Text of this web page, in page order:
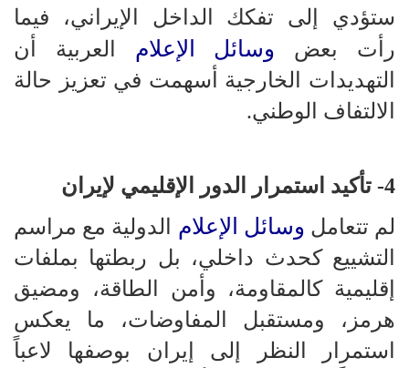
ستؤدي إلى تفكك الداخل الإيراني، فيما
رأت بعض وسائل الإعلام العربية أن
التهديدات الخارجية أسهمت في تعزيز حالة
الالتفاف الوطني.
4- تأكيد استمرار الدور الإقليمي لإيران
لم تتعامل وسائل الإعلام الدولية مع مراسم
التشييع كحدث داخلي، بل ربطتها بملفات
إقليمية كالمقاومة، وأمن الطاقة، ومضيق
هرمز، ومستقبل المفاوضات، ما يعكس
استمرار النظر إلى إيران بوصفها لاعباً